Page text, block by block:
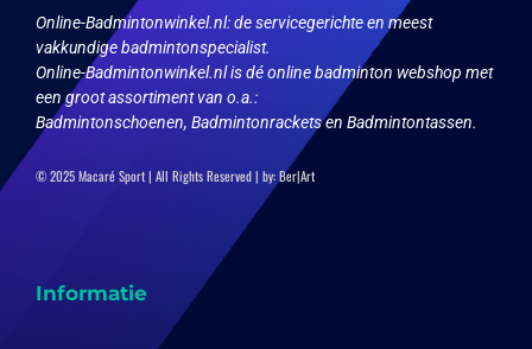
Online-Badmintonwinkel.nl:de servicegerichte en meest
vakkundige badmintonspecialist.
Online-Badmintonwinkel.nl is dé online badminton webshop met
een groot assortiment van o.a.:
Badmintonschoenen, Badmintonrackets en Badmintontassen.
© 2025 Macaré Sport | All Rights Reserved | by:Ber|Art
Informatie